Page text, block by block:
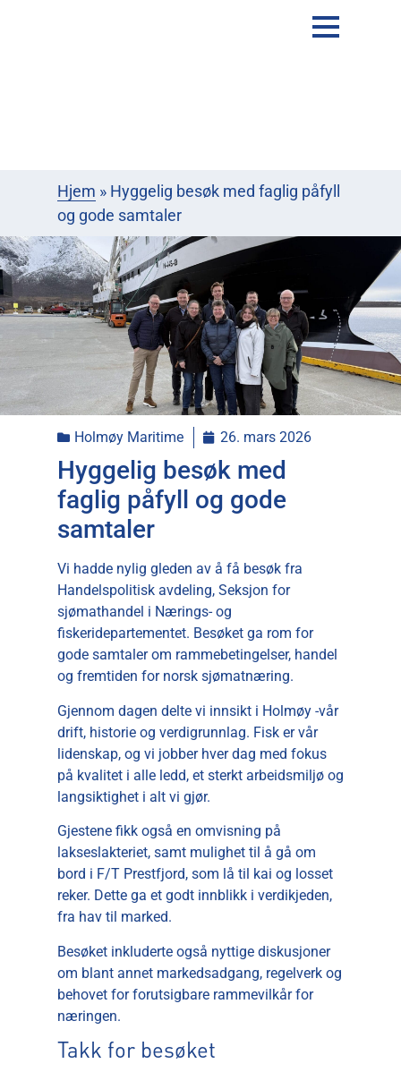
Hjem » Hyggelig besøk med faglig påfyll
og gode samtaler
Holmøy Maritime 26. mars 2026
Hyggelig besøk med
faglig påfyll og gode
samtaler
Vi hadde nylig gleden av å få besøk fra
Handelspolitisk avdeling, Seksjon for
sjømathandel i Nærings- og
fiskeridepartementet. Besøket ga rom for
gode samtaler om rammebetingelser, handel
og fremtiden for norsk sjømatnæring.
Gjennom dagen delte vi innsikt i Holmøy -vår
drift, historie og verdigrunnlag. Fisk er vår
lidenskap, og vi jobber hver dag med fokus
på kvalitet i alle ledd, et sterkt arbeidsmiljø og
langsiktighet i alt vi gjør.
Gjestene fikk også en omvisning på
lakseslakteriet, samt mulighet til å gå om
bord i F/T Prestfjord, som lå til kai og losset
reker. Dette ga et godt innblikk i verdikjeden,
fra hav til marked.
Besøket inkluderte også nyttige diskusjoner
om blant annet markedsadgang, regelverk og
behovet for forutsigbare rammevilkår for
næringen.
Takk for besøket